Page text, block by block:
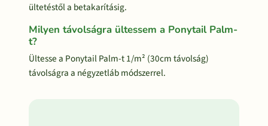
ültetéstől a betakarításig.
Milyen távolságra ültessem a Ponytail Palm-
t?
Ültesse a Ponytail Palm-t 1/m² (30cm távolság)
távolságra a négyzetláb módszerrel.